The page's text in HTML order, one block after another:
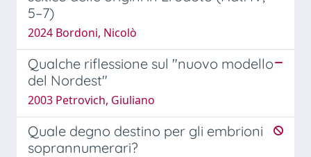
5–7)
2024 Bordoni, Nicolò
Qualche riflessione sul "nuovo modello
del Nordest"
2003 Petrovich, Giuliano
Quale degno destino per gli embrioni
soprannumerari?